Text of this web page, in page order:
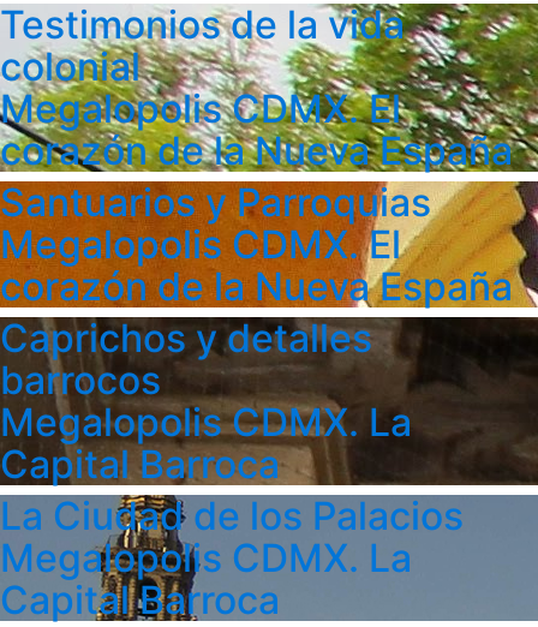
Testimonios de la vida
colonial
Megalopolis CDMX. El
corazón de la Nueva España
Santuarios y Parroquias
Megalopolis CDMX. El
corazón de la Nueva España
Caprichos y detalles
barrocos
Megalopolis CDMX. La
Capital Barroca
La Ciudad de los Palacios
Megalopolis CDMX. La
Capital Barroca